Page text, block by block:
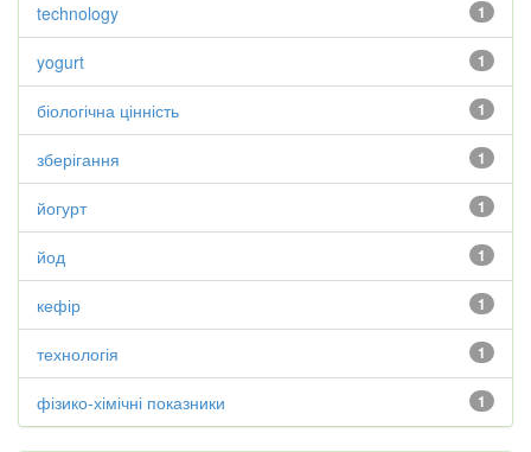
1
technology
1
yogurt
1
біологічна цінність
1
зберігання
1
йогурт
1
йод
1
кефір
1
технологія
1
фізико-хімічні показники